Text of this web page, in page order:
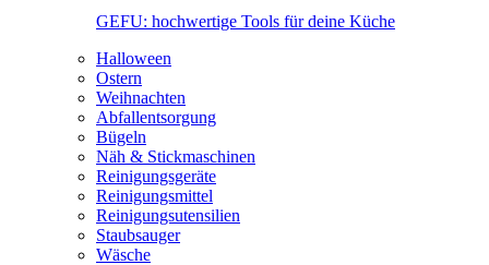
GEFU: hochwertige Tools für deine Küche
Halloween
Ostern
Weihnachten
Abfallentsorgung
Bügeln
Näh & Stickmaschinen
Reinigungsgeräte
Reinigungsmittel
Reinigungsutensilien
Staubsauger
Wäsche